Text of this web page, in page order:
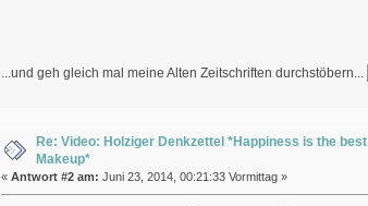
...und geh gleich mal meine Alten Zeitschriften durchstöbern...
Re: Video: Holziger Denkzettel *Happiness is the best
Makeup*
« Antwort #2 am: Juni 23, 2014, 00:21:33 Vormittag »